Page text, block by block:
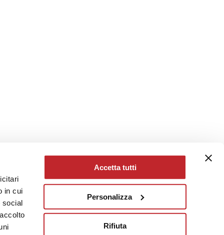
in cui
social
Accetta tutti
Personalizza
Rifiuta